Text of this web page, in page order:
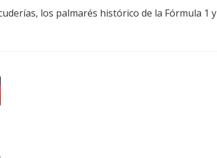
los palmarés histórico de la Fórmula 1 y